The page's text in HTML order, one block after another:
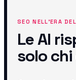
SEO NELL'ERA
Le AI
solo